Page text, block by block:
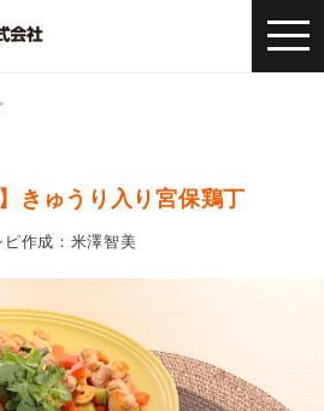
きゅうり入り宮保鶏丁
ピ作成：米澤智美